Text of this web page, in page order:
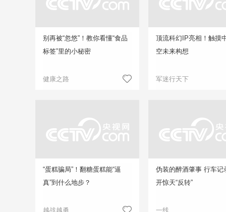
别再被“忽悠”！教你看懂“食品
标签”里的小秘密
健康之路
顶流科幻IP亮相！触摸
空未来构想
军迷行天下
“蛋糕骗局”！翻糖蛋糕能“逼
真”到什么地步？
越战越勇
伪装的醉酒肇事 行车记
开惊天“反转”
一线